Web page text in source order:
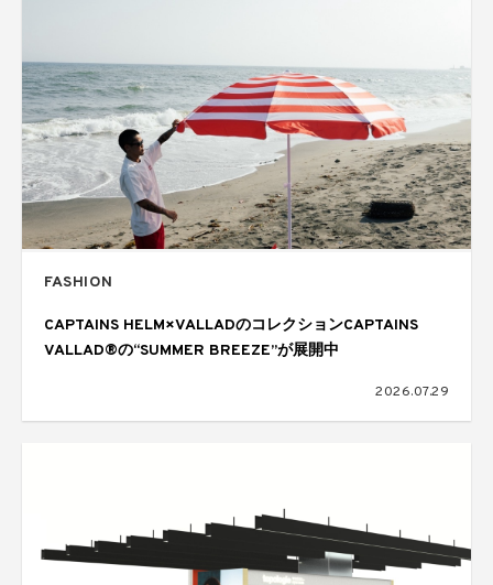
FASHION
CAPTAINS HELM×VALLADのコレクションCAPTAINS
VALLAD®の“SUMMER BREEZE”が展開中
2026.07.29